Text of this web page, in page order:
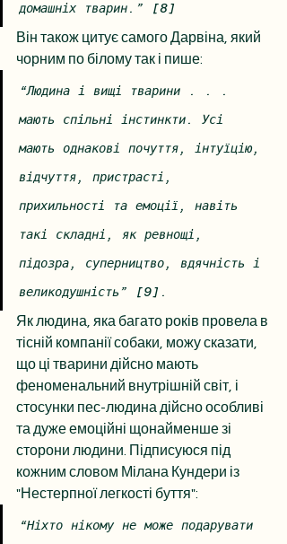
домашніх тварин.” [8]
Він також цитує самого Дарвіна, який
чорним по білому так і пише:
“Людина і вищі тварини . . .
мають спільні інстинкти. Усі
мають однакові почуття, інтуїцію,
відчуття, пристрасті,
прихильності та емоції, навіть
такі складні, як ревнощі,
підозра, суперництво, вдячність і
великодушність” [9].
Як людина, яка багато років провела в
тісній компанії собаки, можу сказати,
що ці тварини дійсно мають
феноменальний внутрішній світ, і
стосунки пес-людина дійсно особливі
та дуже емоційні щонайменше зі
сторони людини. Підписуюся під
кожним словом Мілана Кундери із
"Нестерпної легкості буття":
“Ніхто нікому не може подарувати